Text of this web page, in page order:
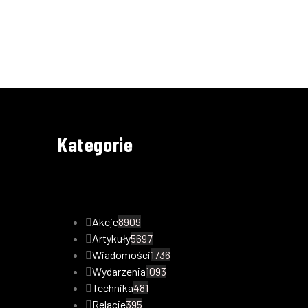
Kategorie
Akcje8909
Artykuły5697
Wiadomości1736
Wydarzenia1093
Technika481
Relacje395